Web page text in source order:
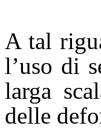
A tal
l’uso di
larga
delle